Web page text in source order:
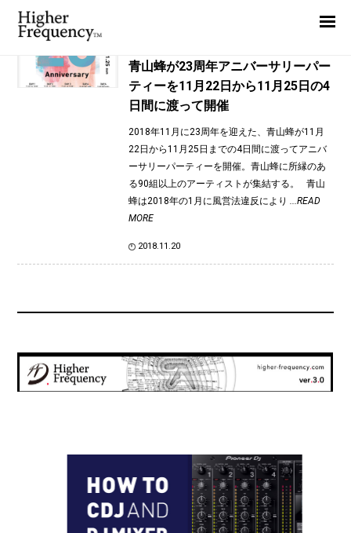
TAG: Nasty
青山蜂が23周年アニバーサリーパー
ティーを11月22日から11月25日の4
日間に渡って開催
2018年11月に23周年を迎えた、青山蜂が11月
22日から11月25日までの4日間に渡ってアニバ
ーサリーパーティーを開催。青山蜂に所縁のあ
る90組以上のアーティストが集結する。 青山
蜂は2018年の1月に風営法違反により ...READ
MORE
2018.11.20
News
Interview
Report